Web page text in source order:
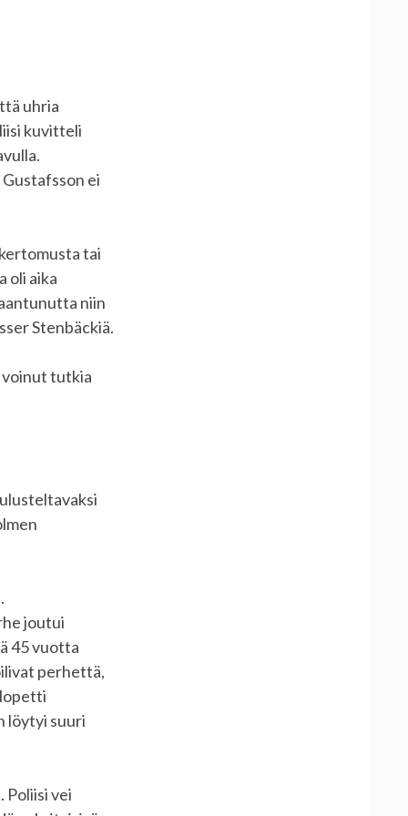
uhria
kuvitteli
ei
tai
oli aika
niin
Stenbäckiä.
voinut tutkia
joutui
45 vuotta
perhettä,
löytyi suuri
Poliisi vei